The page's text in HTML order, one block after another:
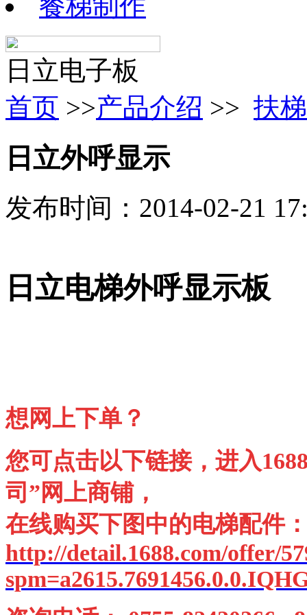
日立电子板
首页 >>产品介绍 >> 扶
日立外呼显示
发布时间：2014-02-21
日立电梯外呼显示板
想网上下单？
您可点击以下链接，进入
司”网上商铺，
在线购买下图中的电梯配件
http://detail.1688.com/offer/